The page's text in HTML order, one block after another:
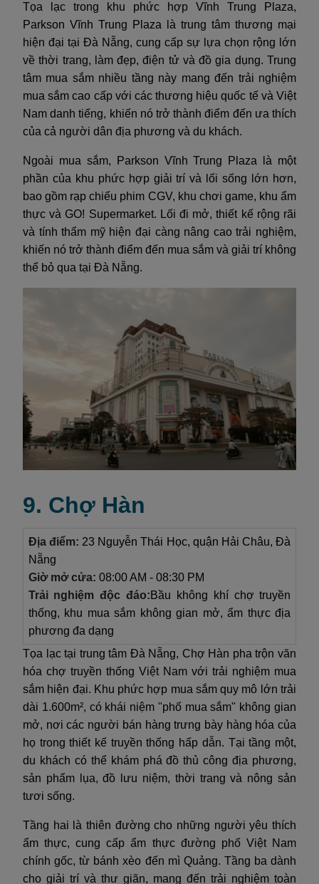
Tọa lạc trong khu phức hợp Vĩnh Trung Plaza,
Parkson Vĩnh Trung Plaza là trung tâm thương mại
hiện đại tại Đà Nẵng, cung cấp sự lựa chọn rộng lớn
về thời trang, làm đẹp, điện tử và đồ gia dụng. Trung
tâm mua sắm nhiều tầng này mang đến trải nghiệm
mua sắm cao cấp với các thương hiệu quốc tế và Việt
Nam danh tiếng, khiến nó trở thành điểm đến ưa thích
của cả người dân địa phương và du khách.
Ngoài mua sắm, Parkson Vĩnh Trung Plaza là một
phần của khu phức hợp giải trí và lối sống lớn hơn,
bao gồm rạp chiếu phim CGV, khu chơi game, khu ẩm
thực và GO! Supermarket. Lối đi mở, thiết kế rộng rãi
và tính thẩm mỹ hiện đại càng nâng cao trải nghiệm,
khiến nó trở thành điểm đến mua sắm và giải trí không
thể bỏ qua tại Đà Nẵng.
9. Chợ Hàn
Địa điểm: 23 Nguyễn Thái Học, quận Hải Châu, Đà
Nẵng
Giờ mở cửa: 08:00 AM - 08:30 PM
Trải nghiệm độc đáo: Bầu không khí chợ truyền
thống, khu mua sắm không gian mở, ẩm thực địa
phương đa dạng
Tọa lạc tại trung tâm Đà Nẵng, Chợ Hàn pha trộn văn
hóa chợ truyền thống Việt Nam với trải nghiệm mua
sắm hiện đại. Khu phức hợp mua sắm quy mô lớn trải
dài 1.600m², có khái niệm "phố mua sắm" không gian
mở, nơi các người bán hàng trưng bày hàng hóa của
họ trong thiết kế truyền thống hấp dẫn. Tại tầng một,
du khách có thể khám phá đồ thủ công địa phương,
sản phẩm lụa, đồ lưu niệm, thời trang và nông sản
tươi sống.
Tầng hai là thiên đường cho những người yêu thích
ẩm thực, cung cấp ẩm thực đường phố Việt Nam
chính gốc, từ bánh xèo đến mì Quảng. Tầng ba dành
cho giải trí và thư giãn, mang đến trải nghiệm toàn